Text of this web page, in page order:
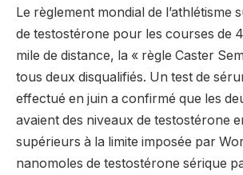
Le règlement mondial de l’athlétisme
de testostérone pour les courses de
mile de distance, la « règle Caster
tous deux disqualifiés. Un test de
effectué en juin a confirmé que les
avaient des niveaux de testostérone
supérieurs à la limite imposée par
nanomoles de testostérone sérique